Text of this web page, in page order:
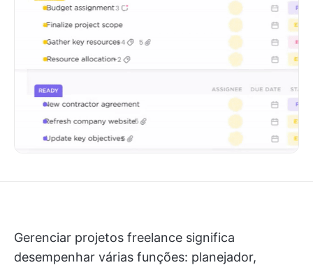
Gerenciar projetos freelance significa
desempenhar várias funções: planejador,